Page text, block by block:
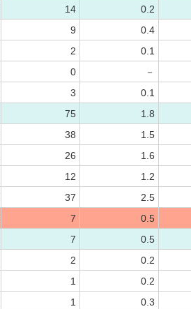
14 0.2
9 0.4
2 0.1
0 －
3 0.1
75 1.8
38 1.5
26 1.6
12 1.2
37 2.5
7 0.5
7 0.5
2 0.2
1 0.2
1 0.3